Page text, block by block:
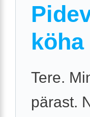
köha
Tere.
pärast.